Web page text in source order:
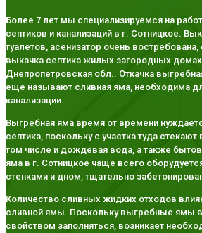
Более 7 лет мы специализируемся на
септиков и канализаций в г. Сотницкое.
туалетов, асенизатор очень
выкачка септика жилых загородных
Днепропетровская обл.. Откачка
еще называют сливная яма, необходима
канализации.
Выгребная яма время от времени
септика, поскольку с участка туда
том числе и дождевая вода, а также
яма в г. Сотницкое чаще всего
стенками и дном, тщательно
Количество сливных жидких отходов
сливной ямы. Поскольку выгребные ямы в
свойством заполняться, возникает